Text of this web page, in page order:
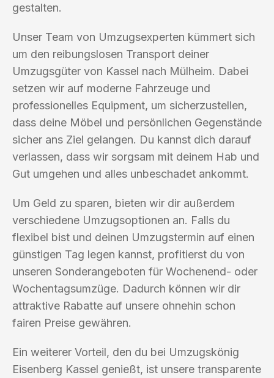
gestalten.
Unser Team von Umzugsexperten kümmert sich
um den reibungslosen Transport deiner
Umzugsgüter von Kassel nach Mülheim. Dabei
setzen wir auf moderne Fahrzeuge und
professionelles Equipment, um sicherzustellen,
dass deine Möbel und persönlichen Gegenstände
sicher ans Ziel gelangen. Du kannst dich darauf
verlassen, dass wir sorgsam mit deinem Hab und
Gut umgehen und alles unbeschadet ankommt.
Um Geld zu sparen, bieten wir dir außerdem
verschiedene Umzugsoptionen an. Falls du
flexibel bist und deinen Umzugstermin auf einen
günstigen Tag legen kannst, profitierst du von
unseren Sonderangeboten für Wochenend- oder
Wochentagsumzüge. Dadurch können wir dir
attraktive Rabatte auf unsere ohnehin schon
fairen Preise gewähren.
Ein weiterer Vorteil, den du bei Umzugskönig
Eisenberg Kassel genießt, ist unsere transparente